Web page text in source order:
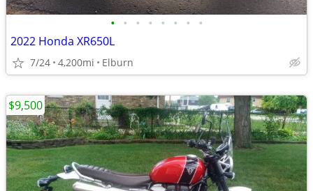
• • • • • • • •
2022 Honda XR650L
7/24 4,200mi Elburn
$9,500